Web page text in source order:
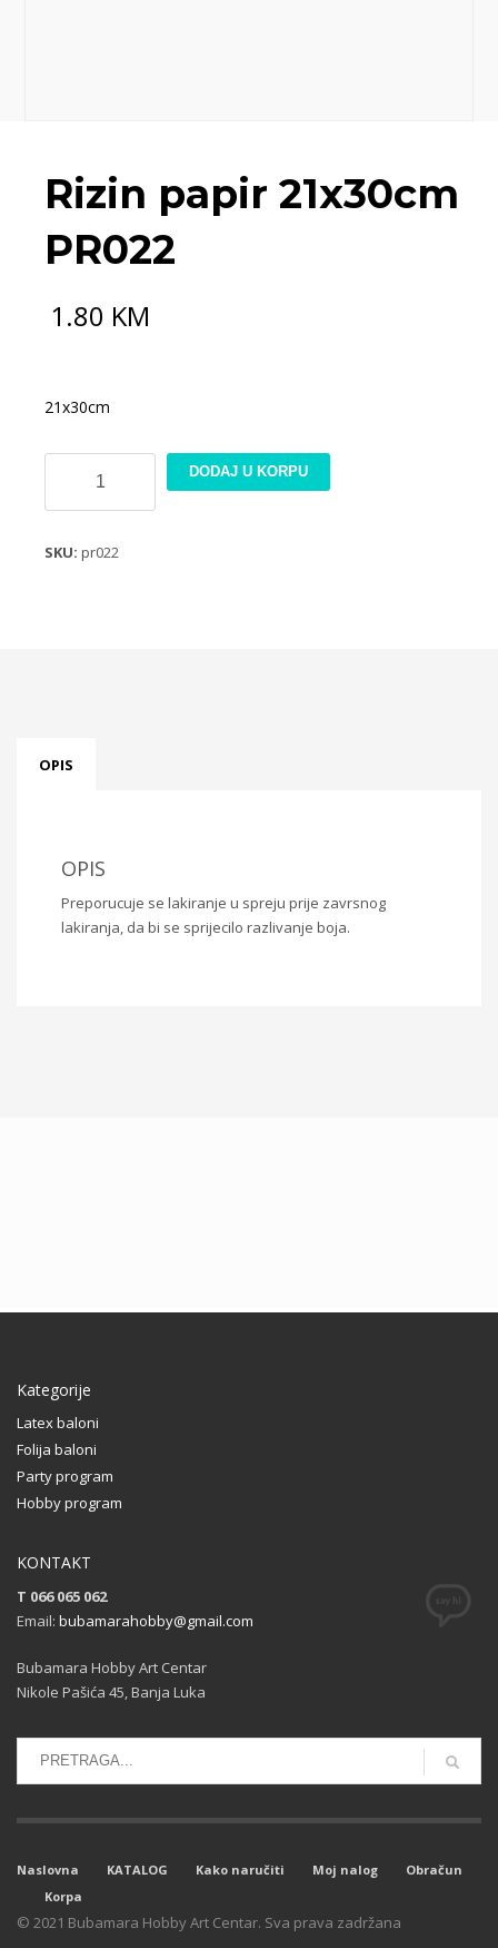
Rizin papir 21x30cm
PR022
1.80 KM
21x30cm
21x30cm
količina
DODAJ U KORPU
SKU: pr022
OPIS
OPIS
Preporucuje se lakiranje u spreju prije zavrsnog
lakiranja, da bi se sprijecilo razlivanje boja.
Kategorije
Latex baloni
Folija baloni
Party program
Hobby program
KONTAKT
T 066 065 062
Email: bubamarahobby@gmail.com
Bubamara Hobby Art Centar
Nikole Pašića 45, Banja Luka
Naslovna KATALOG Kako naručiti Moj nalog
Obračun
Korpa
© 2021 Bubamara Hobby Art Centar. Sva prava zadržana